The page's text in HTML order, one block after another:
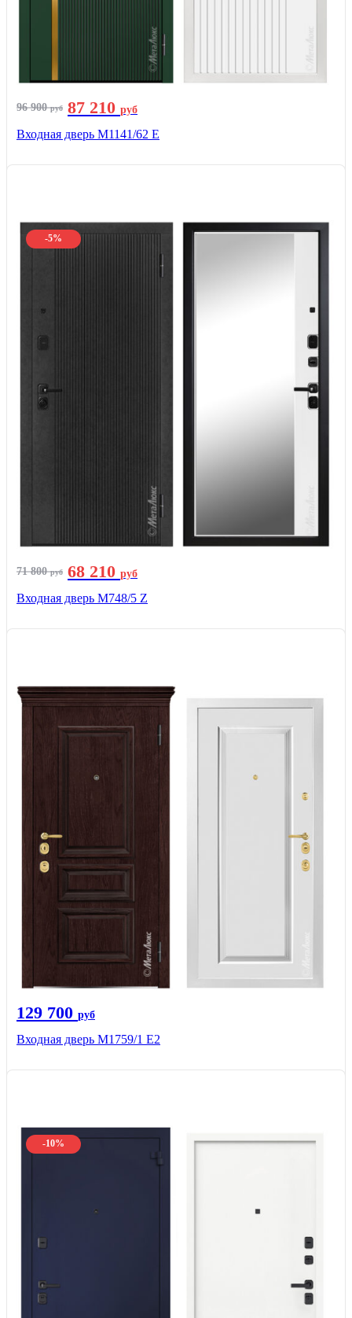
96 900руб 87 210 руб
Входная дверь М1141/62 Е
-5%
71 800руб 68 210 руб
Входная дверь М748/5 Z
129 700 руб
Входная дверь М1759/1 Е2
-10%